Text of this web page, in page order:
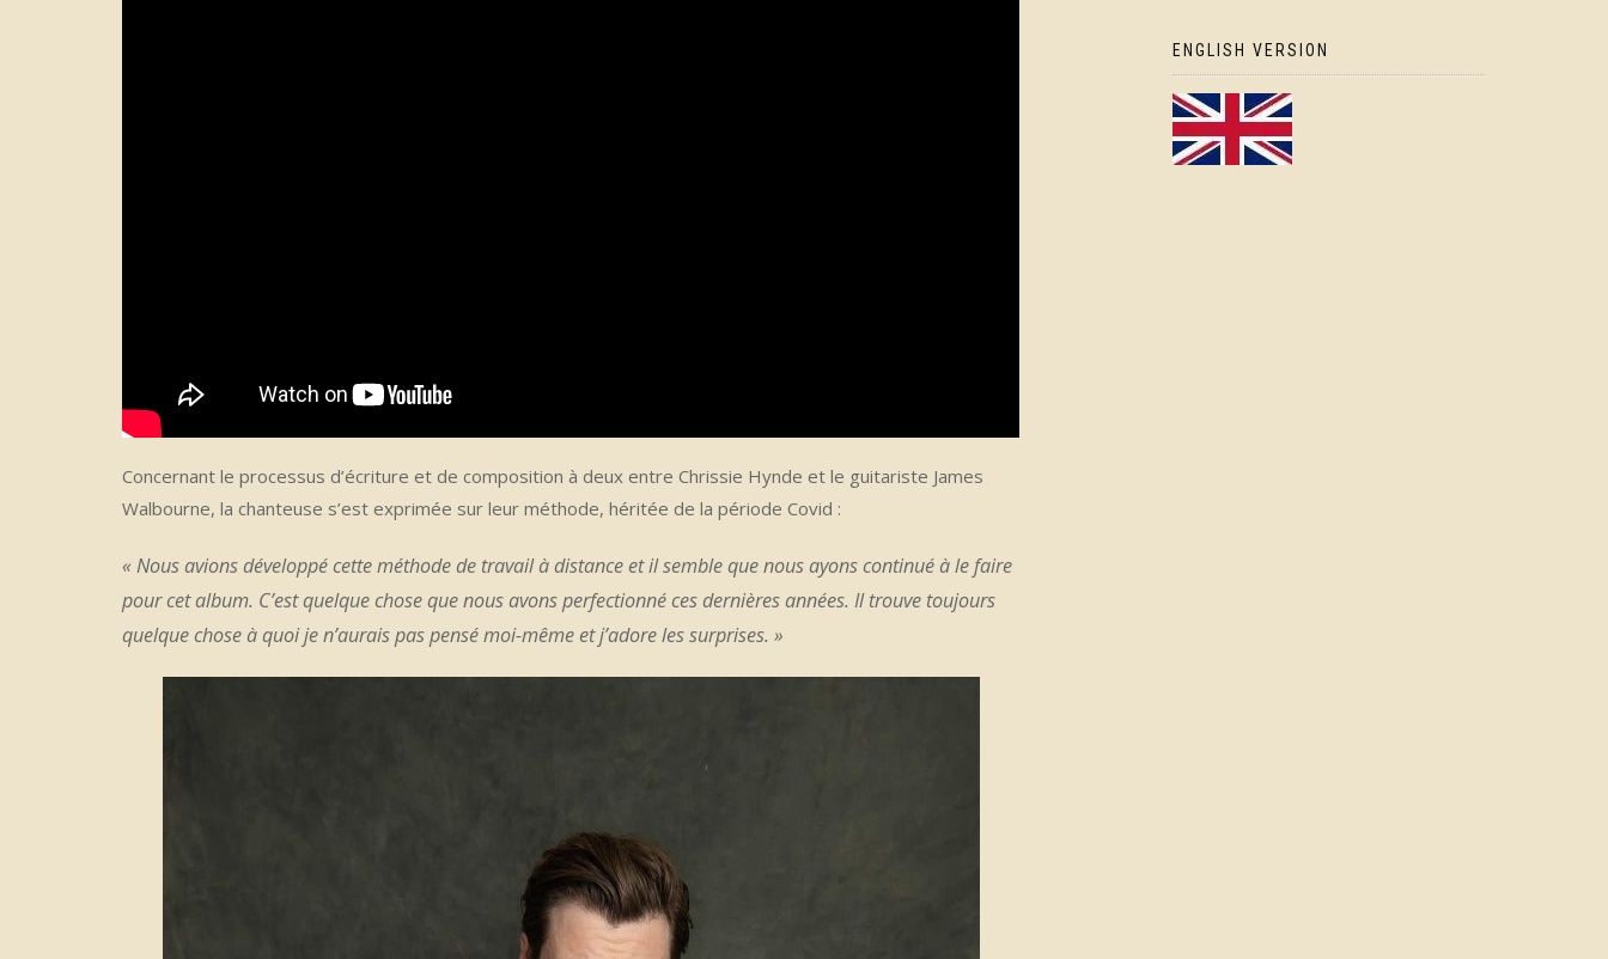
Concernant le processus d’écriture et de composition à deux entre Chrissie Hynde et le guitariste James
Walbourne, la chanteuse s’est exprimée sur leur méthode, héritée de la période Covid :
« Nous avions développé cette méthode de travail à distance et il semble que nous ayons continué à le faire
pour cet album. C’est quelque chose que nous avons perfectionné ces dernières années. Il trouve toujours
quelque chose à quoi je n’aurais pas pensé moi-même et j’adore les surprises. »
ENGLISH VERSION